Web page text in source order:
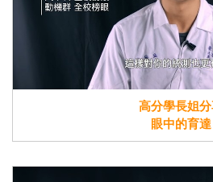
高分學長姐
眼中的育達